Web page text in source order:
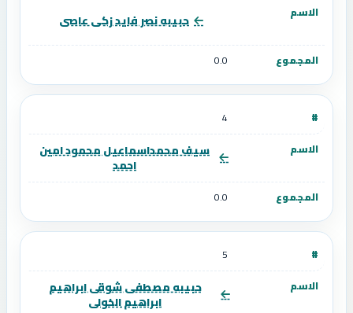
حبيبه نصر فايد زكى عاصى
0.0
4
سيف محمداسماعيل محمود امين
احمد
0.0
5
حبيبه مصطفى شوقى ابراهيم
ابراهيم الخولى